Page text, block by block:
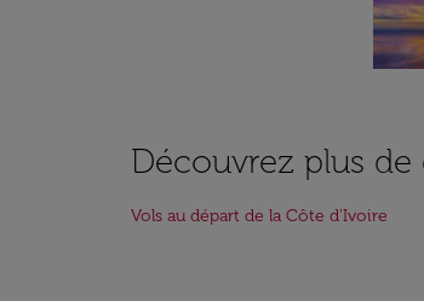
Découvrez plus
Vols au départ de la Côte d'Ivoire